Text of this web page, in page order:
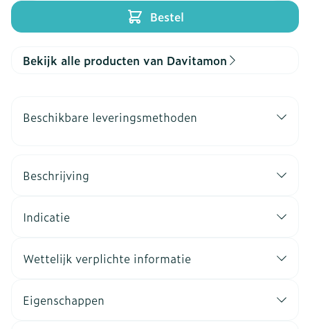
Bestel
Bekijk alle producten van Davitamon
Beschikbare leveringsmethoden
Beschrijving
Indicatie
Wettelijk verplichte informatie
Eigenschappen